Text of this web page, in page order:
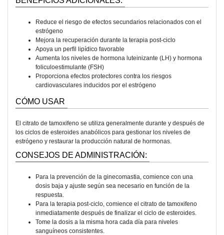
Reduce el riesgo de efectos secundarios relacionados con el
estrógeno
Mejora la recuperación durante la terapia post-ciclo
Apoya un perfil lipídico favorable
Aumenta los niveles de hormona luteinizante (LH) y hormona
foliculoestimulante (FSH)
Proporciona efectos protectores contra los riesgos
cardiovasculares inducidos por el estrógeno
CÓMO USAR
El citrato de tamoxifeno se utiliza generalmente durante y después de
los ciclos de esteroides anabólicos para gestionar los niveles de
estrógeno y restaurar la producción natural de hormonas.
CONSEJOS DE ADMINISTRACIÓN:
Para la prevención de la ginecomastia, comience con una
dosis baja y ajuste según sea necesario en función de la
respuesta.
Para la terapia post-ciclo, comience el citrato de tamoxifeno
inmediatamente después de finalizar el ciclo de esteroides.
Tome la dosis a la misma hora cada día para niveles
sanguíneos consistentes.